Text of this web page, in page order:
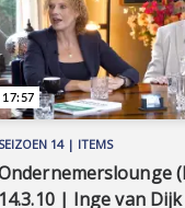
SEIZOEN 14 | ITEMS
14.3.10 | Inge van
17:57